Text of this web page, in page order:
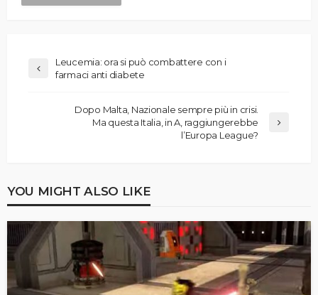
Leucemia: ora si può combattere con i
farmaci anti diabete
Dopo Malta, Nazionale sempre più in crisi.
Ma questa Italia, in A, raggiungerebbe
l’Europa League?
YOU MIGHT ALSO LIKE